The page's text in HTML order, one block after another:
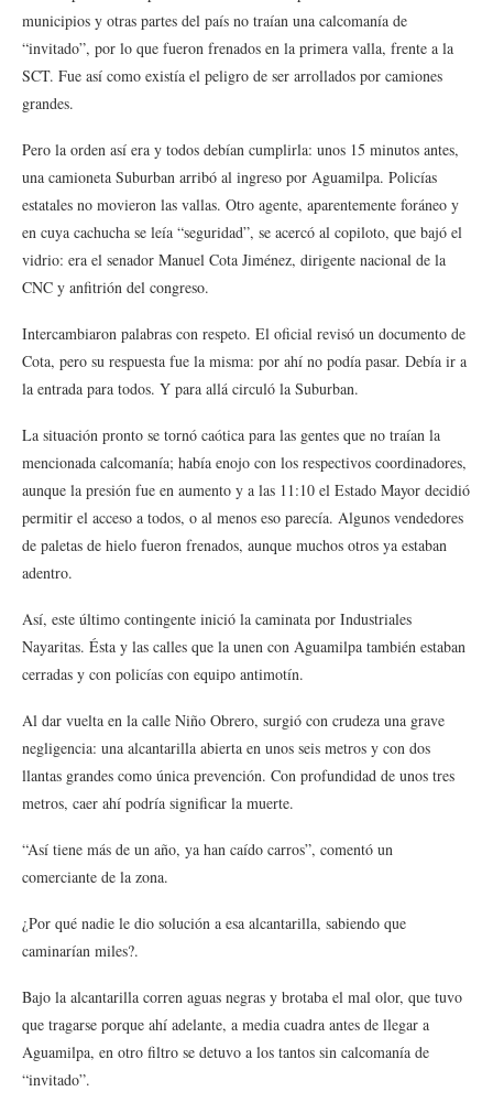
municipios y otras partes del país no traían una calcomanía de
“invitado”, por lo que fueron frenados en la primera valla, frente a la
SCT. Fue así como existía el peligro de ser arrollados por camiones
grandes.
Pero la orden así era y todos debían cumplirla: unos 15 minutos antes,
una camioneta Suburban arribó al ingreso por Aguamilpa. Policías
estatales no movieron las vallas. Otro agente, aparentemente foráneo y
en cuya cachucha se leía “seguridad”, se acercó al copiloto, que bajó el
vidrio: era el senador Manuel Cota Jiménez, dirigente nacional de la
CNC y anfitrión del congreso.
Intercambiaron palabras con respeto. El oficial revisó un documento de
Cota, pero su respuesta fue la misma: por ahí no podía pasar. Debía ir a
la entrada para todos. Y para allá circuló la Suburban.
La situación pronto se tornó caótica para las gentes que no traían la
mencionada calcomanía; había enojo con los respectivos coordinadores,
aunque la presión fue en aumento y a las 11:10 el Estado Mayor decidió
permitir el acceso a todos, o al menos eso parecía. Algunos vendedores
de paletas de hielo fueron frenados, aunque muchos otros ya estaban
adentro.
Así, este último contingente inició la caminata por Industriales
Nayaritas. Ésta y las calles que la unen con Aguamilpa también estaban
cerradas y con policías con equipo antimotín.
Al dar vuelta en la calle Niño Obrero, surgió con crudeza una grave
negligencia: una alcantarilla abierta en unos seis metros y con dos
llantas grandes como única prevención. Con profundidad de unos tres
metros, caer ahí podría significar la muerte.
“Así tiene más de un año, ya han caído carros”, comentó un
comerciante de la zona.
¿Por qué nadie le dio solución a esa alcantarilla, sabiendo que
caminarían miles?.
Bajo la alcantarilla corren aguas negras y brotaba el mal olor, que tuvo
que tragarse porque ahí adelante, a media cuadra antes de llegar a
Aguamilpa, en otro filtro se detuvo a los tantos sin calcomanía de
“invitado”.